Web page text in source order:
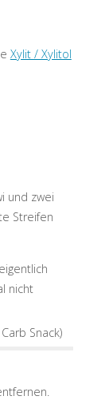
Xylit / Xylitol
und zwei
Streifen
nicht